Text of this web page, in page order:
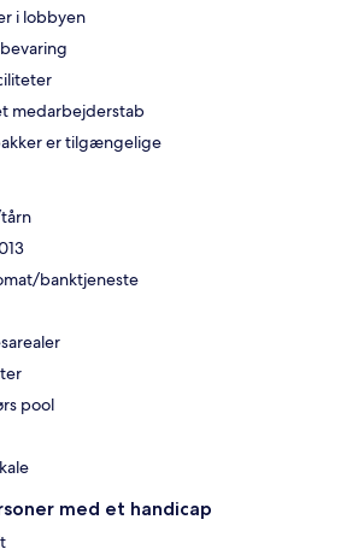
i lobbyen
medarbejderstab
er tilgængelige
banktjeneste
pool
med et handicap